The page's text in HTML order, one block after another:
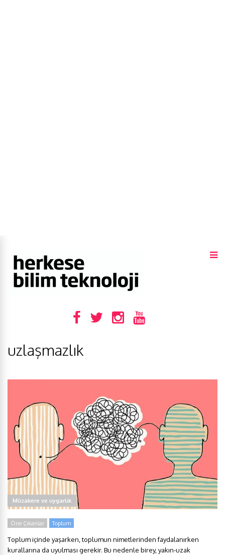
uzlaşmazlık
Müzakere ve uygarlık
Öne Çıkanlar Toplum
Toplum içinde yaşarken, toplumun nimetlerinden faydalanırken
kurallarına da uyulması gerekir. Bu nedenle birey, yakın-uzak